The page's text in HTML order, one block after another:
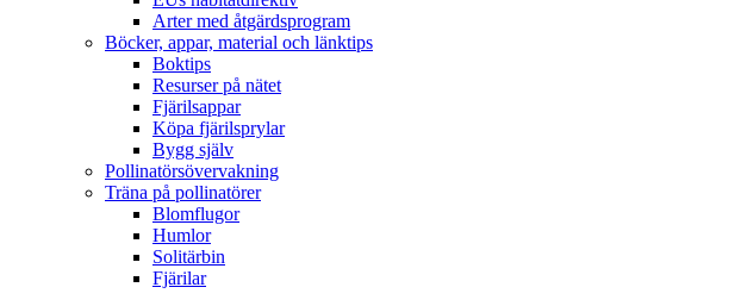
Arter med åtgärdsprogram
Böcker, appar, material och länktips
Boktips
Resurser på nätet
Fjärilsappar
Köpa fjärilsprylar
Bygg själv
Pollinatörsövervakning
Träna på pollinatörer
Blomflugor
Humlor
Solitärbin
Fjärilar